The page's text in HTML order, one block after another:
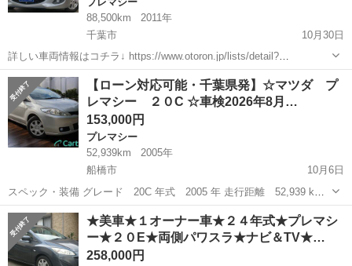
88,500km
2011年
千葉市
10月30日
詳しい車両情報はコチラ↓ https://www.otoron.jp/lists/detail?
carno=040553 ※売約済みの場合表示されません ※記載の金額は現金
一括払いの金額です 信用機関を通...
千葉 千葉市 プレマシー ローン
【ローン対応可能・千葉県発】☆マツダ プ
レマシー ２０C ☆車検2026年8月…
153,000円
プレマシー
52,939km
2005年
船橋市
10月6日
スペック・装備 グレード 20C 年式 2005 年 走行距離 52,939 km
車検有効月 2026年8月 駆動方式 FF ガソリン種別 レギュラー 排
気量 2000 cc ミッション CVT 型式...
千葉 船橋市 プレマシー 車両
★美車★１オーナー車★２４年式★プレマシ
ー★２０E★両側パワスラ★ナビ＆TV★…
258,000円